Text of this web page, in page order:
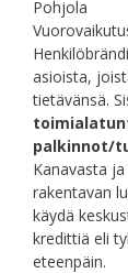
Pohjola
asioista,
tietävänsä.
palkinnot/
Kanavasta
rakentavan
käydä
kredittiä eli
eteenpäin.